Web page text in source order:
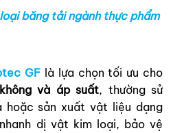
băng tải ngành thực phẩm
GF là lựa chọn tối ưu cho
và áp suất, thường sử
hoặc sản xuất vật liệu dạng
dị vật kim loại, bảo vệ